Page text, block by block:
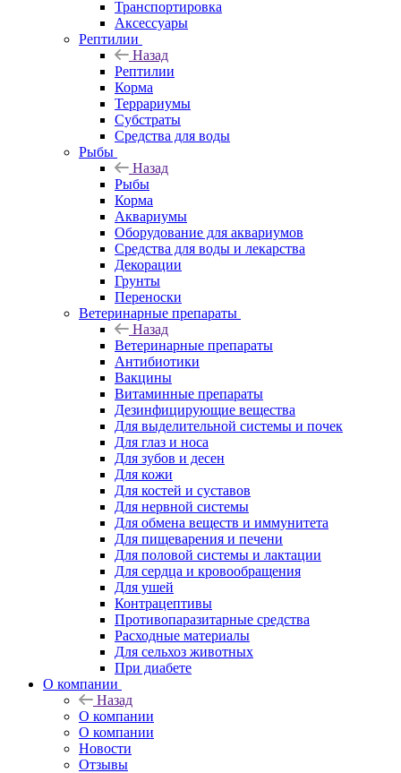
Транспортировка
Аксессуары
Рептилии
Назад
Рептилии
Корма
Террариумы
Субстраты
Средства для воды
Рыбы
Назад
Рыбы
Корма
Аквариумы
Оборудование для аквариумов
Средства для воды и лекарства
Декорации
Грунты
Переноски
Ветеринарные препараты
Назад
Ветеринарные препараты
Антибиотики
Вакцины
Витаминные препараты
Дезинфицирующие вещества
Для выделительной системы и почек
Для глаз и носа
Для зубов и десен
Для кожи
Для костей и суставов
Для нервной системы
Для обмена веществ и иммунитета
Для пищеварения и печени
Для половой системы и лактации
Для сердца и кровообращения
Для ушей
Контрацептивы
Противопаразитарные средства
Расходные материалы
Для сельхоз животных
При диабете
О компании
Назад
О компании
О компании
Новости
Отзывы